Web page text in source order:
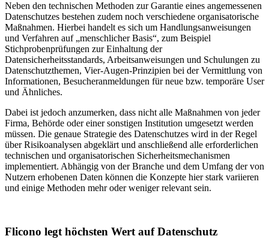
Neben den technischen Methoden zur Garantie eines angemessenen
Datenschutzes bestehen zudem noch verschiedene organisatorische
Maßnahmen. Hierbei handelt es sich um Handlungsanweisungen
und Verfahren auf „menschlicher Basis“, zum Beispiel
Stichprobenprüfungen zur Einhaltung der
Datensicherheitsstandards, Arbeitsanweisungen und Schulungen zu
Datenschutzthemen, Vier-Augen-Prinzipien bei der Vermittlung von
Informationen, Besucheranmeldungen für neue bzw. temporäre User
und Ähnliches.
Dabei ist jedoch anzumerken, dass nicht alle Maßnahmen von jeder
Firma, Behörde oder einer sonstigen Institution umgesetzt werden
müssen. Die genaue Strategie des Datenschutzes wird in der Regel
über Risikoanalysen abgeklärt und anschließend alle erforderlichen
technischen und organisatorischen Sicherheitsmechanismen
implementiert. Abhängig von der Branche und dem Umfang der von
Nutzern erhobenen Daten können die Konzepte hier stark variieren
und einige Methoden mehr oder weniger relevant sein.
Flicono legt höchsten Wert auf Datenschutz